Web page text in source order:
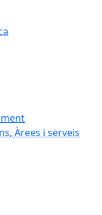
Àrees i serveis